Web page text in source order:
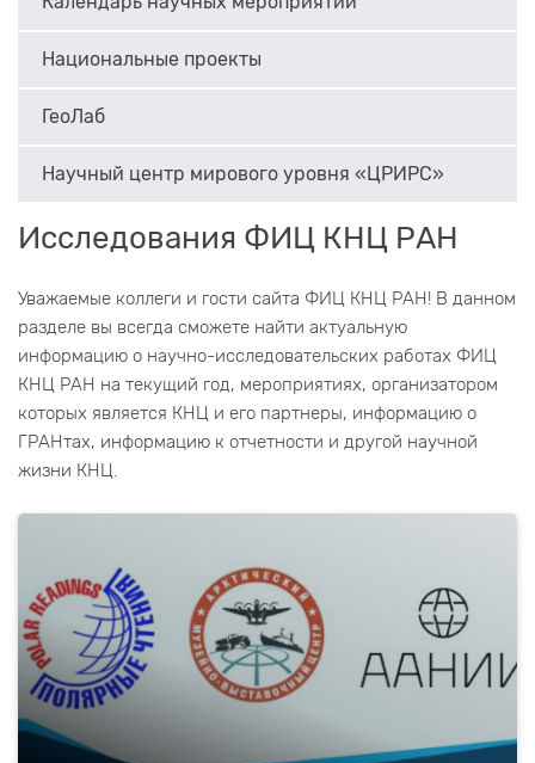
Национальные проекты
ГеоЛаб
Научный центр мирового уровня «ЦРИРС»
Исследования ФИЦ КНЦ РАН
Уважаемые коллеги и гости сайта ФИЦ КНЦ РАН! В данном
разделе вы всегда сможете найти актуальную
информацию о научно-исследовательских работах ФИЦ
КНЦ РАН на текущий год, мероприятиях, организатором
которых является КНЦ и его партнеры, информацию о
ГРАНтах, информацию к отчетности и другой научной
жизни КНЦ.